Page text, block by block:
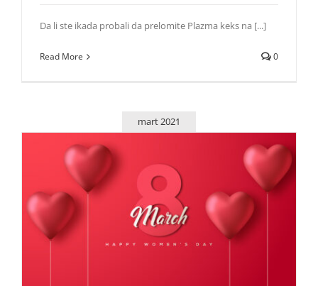
Da li ste ikada probali da prelomite Plazma keks na [...]
Read More 0
mart 2021
Šta da poklonite voljenoj ženi za 8. mart?
Lepota i moda